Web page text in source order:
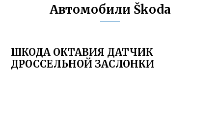
Автомобили Škoda
ШКОДА ОКТАВИЯ ДАТЧИК
ДРОССЕЛЬНОЙ ЗАСЛОНКИ